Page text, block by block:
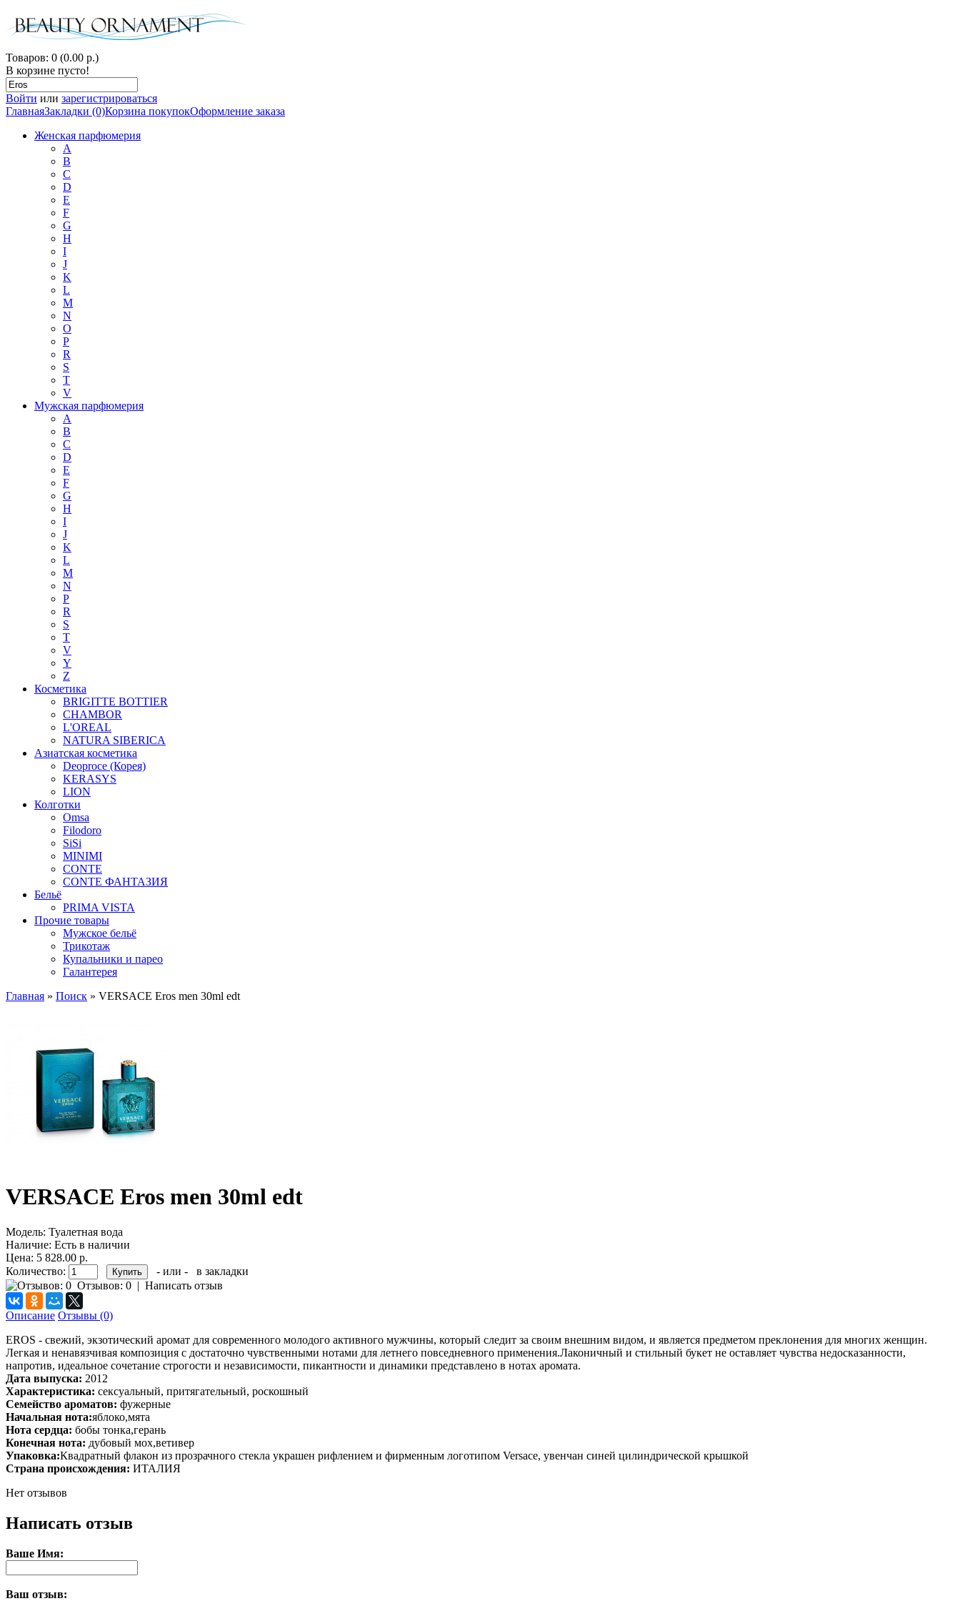
Товаров: 0 (0.00 р.)
В корзине пусто!
Войти или зарегистрироваться
ГлавнаяЗакладки (0)Корзина покупокОформление заказа
Женская парфюмерия
A
B
C
D
E
F
G
H
I
J
K
L
M
N
O
P
R
S
T
V
Мужская парфюмерия
A
B
C
D
E
F
G
H
I
J
K
L
M
N
P
R
S
T
V
Y
Z
Косметика
BRIGITTE BOTTIER
CHAMBOR
L'OREAL
NATURA SIBERICA
Азиатская косметика
Deoproce (Корея)
KERASYS
LION
Колготки
Omsa
Filodoro
SiSi
MINIMI
CONTE
CONTE ФАНТАЗИЯ
Бельё
PRIMA VISTA
Прочие товары
Мужское бельё
Трикотаж
Купальники и парео
Галантерея
Главная » Поиск » VERSACE Eros men 30ml edt
VERSACE Eros men 30ml edt
Модель: Туалетная вода
Наличие: Есть в наличии
Цена: 5 828.00 р.
Количество:
- или -
в закладки
Отзывов: 0 | Написать отзыв
Описание Отзывы (0)
EROS - свежий, экзотический аромат для современного молодого активного мужчины, который следит за своим внешним видом, и является предметом преклонения для многих женщин.
Легкая и ненавязчивая композиция с достаточно чувственными нотами для летнего повседневного применения.Лаконичный и стильный букет не оставляет чувства недосказанности,
напротив, идеальное сочетание строгости и независимости, пикантности и динамики представлено в нотах аромата.
Дата выпуска: 2012
Характеристика: сексуальный, притягательный, роскошный
Семейство ароматов: фужерные
Начальная нота:яблоко,мята
Нота сердца: бобы тонка,герань
Конечная нота: дубовый мох,ветивер
Упаковка:Квадратный флакон из прозрачного стекла украшен рифлением и фирменным логотипом Versace, увенчан синей цилиндрической крышкой
Страна происхождения: ИТАЛИЯ
Нет отзывов
Написать отзыв
Ваше Имя:
Ваш отзыв: